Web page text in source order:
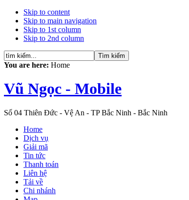
Skip to content
Skip to main navigation
Skip to 1st column
Skip to 2nd column
You are here: Home
Vũ Ngọc - Mobile
Số 04 Thiên Đức - Vệ An - TP Bắc Ninh - Bắc Ninh
Home
Dịch vụ
Giải mã
Tin tức
Thanh toán
Liên hệ
Tải về
Chi nhánh